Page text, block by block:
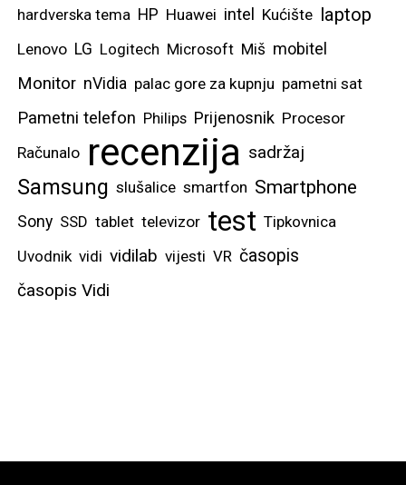
hardverska tema HP Huawei intel Kućište laptop
Lenovo LG Logitech Microsoft Miš mobitel
Monitor nVidia palac gore za kupnju pametni sat
Pametni telefon Philips Prijenosnik Procesor
Računalo recenzija sadržaj
Samsung slušalice smartfon Smartphone
Sony SSD tablet televizor test Tipkovnica
Uvodnik vidi vidilab vijesti VR časopis
časopis Vidi